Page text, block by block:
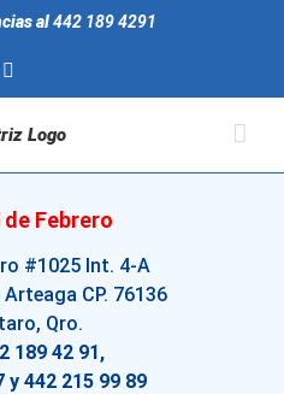
al442 189 4291
Febrero
#1025 Int. 4-A
CP. 76136
Qro.
189 42 91,
y 442 215 99 89